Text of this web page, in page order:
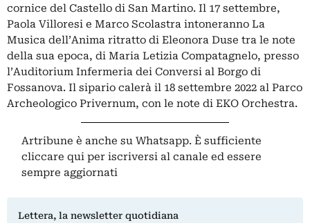
cornice del Castello di San Martino. Il 17 settembre,
Paola Villoresi e Marco Scolastra intoneranno La
Musica dell’Anima ritratto di Eleonora Duse tra le note
della sua epoca, di Maria Letizia Compatagnelo, presso
l’Auditorium Infermeria dei Conversi al Borgo di
Fossanova. Il sipario calerà il 18 settembre 2022 al Parco
Archeologico Privernum, con le note di EKO Orchestra.
Artribune è anche su Whatsapp. È sufficiente
cliccare qui per iscriversi al canale ed essere
sempre aggiornati
Lettera, la newsletter quotidiana